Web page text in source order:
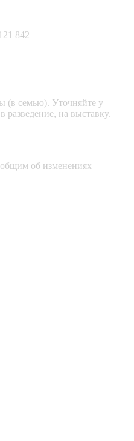
842
(в семью). Уточняйте у
разведение, на выставку.
об изменениях